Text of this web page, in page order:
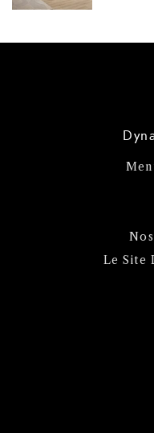
Le Site